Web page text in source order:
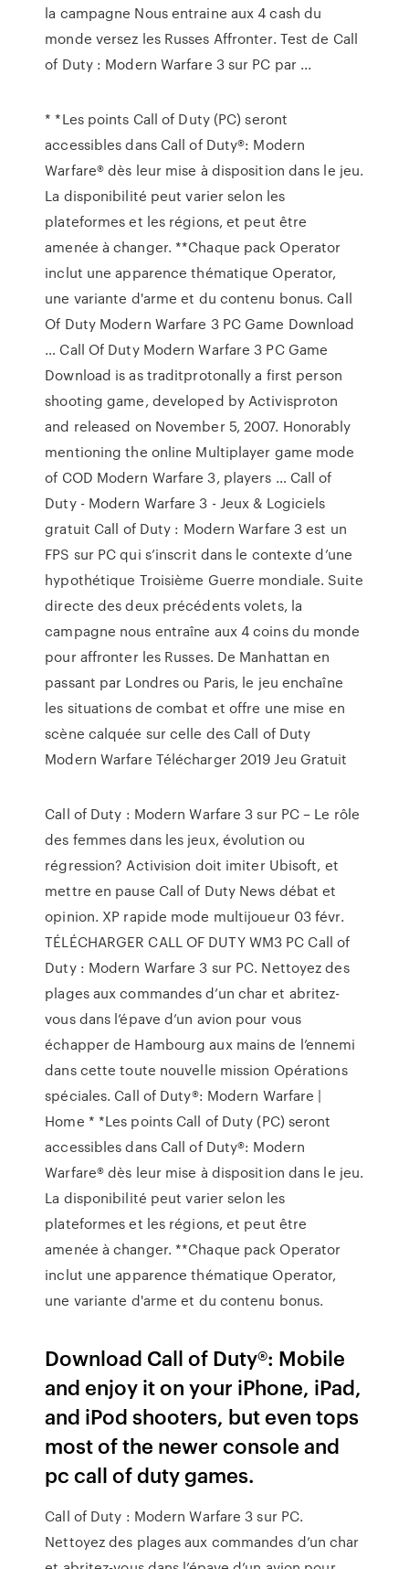
la campagne Nous entraine aux 4 cash du
monde versez les Russes Affronter. Test de Call
of Duty : Modern Warfare 3 sur PC par ...
* *Les points Call of Duty (PC) seront
accessibles dans Call of Duty®: Modern
Warfare® dès leur mise à disposition dans le jeu.
La disponibilité peut varier selon les
plateformes et les régions, et peut être
amenée à changer. **Chaque pack Operator
inclut une apparence thématique Operator,
une variante d'arme et du contenu bonus. Call
Of Duty Modern Warfare 3 PC Game Download
… Call Of Duty Modern Warfare 3 PC Game
Download is as traditprotonally a first person
shooting game, developed by Activisproton
and released on November 5, 2007. Honorably
mentioning the online Multiplayer game mode
of COD Modern Warfare 3, players … Call of
Duty - Modern Warfare 3 - Jeux & Logiciels
gratuit Call of Duty : Modern Warfare 3 est un
FPS sur PC qui s’inscrit dans le contexte d’une
hypothétique Troisième Guerre mondiale. Suite
directe des deux précédents volets, la
campagne nous entraîne aux 4 coins du monde
pour affronter les Russes. De Manhattan en
passant par Londres ou Paris, le jeu enchaîne
les situations de combat et offre une mise en
scène calquée sur celle des Call of Duty
Modern Warfare Télécharger 2019 Jeu Gratuit
Call of Duty : Modern Warfare 3 sur PC – Le rôle
des femmes dans les jeux, évolution ou
régression? Activision doit imiter Ubisoft, et
mettre en pause Call of Duty News débat et
opinion. XP rapide mode multijoueur 03 févr.
TÉLÉCHARGER CALL OF DUTY WM3 PC Call of
Duty : Modern Warfare 3 sur PC. Nettoyez des
plages aux commandes d’un char et abritez-
vous dans l’épave d’un avion pour vous
échapper de Hambourg aux mains de l’ennemi
dans cette toute nouvelle mission Opérations
spéciales. Call of Duty®: Modern Warfare |
Home * *Les points Call of Duty (PC) seront
accessibles dans Call of Duty®: Modern
Warfare® dès leur mise à disposition dans le jeu.
La disponibilité peut varier selon les
plateformes et les régions, et peut être
amenée à changer. **Chaque pack Operator
inclut une apparence thématique Operator,
une variante d'arme et du contenu bonus.
Download Call of Duty®: Mobile
and enjoy it on your iPhone, iPad,
and iPod shooters, but even tops
most of the newer console and
pc call of duty games.
Call of Duty : Modern Warfare 3 sur PC.
Nettoyez des plages aux commandes d’un char